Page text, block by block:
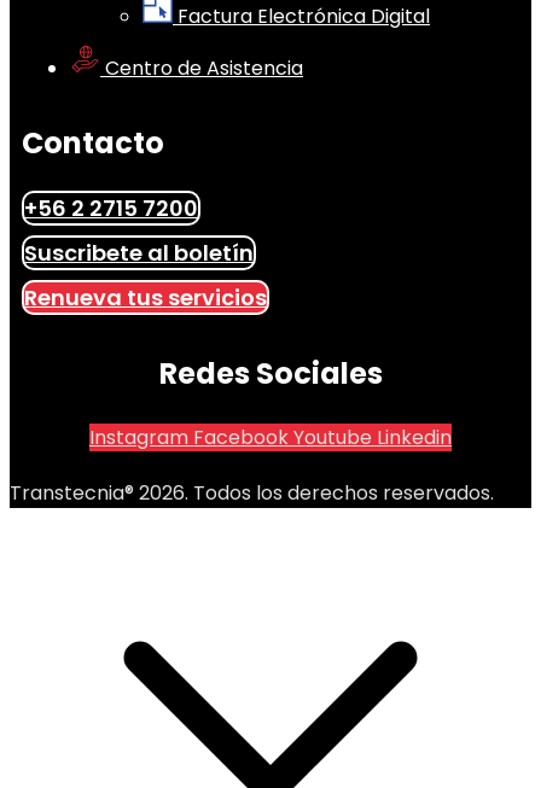
Factura Electrónica Digital
Centro de Asistencia
Contacto
+56 2 2715 7200
Suscribete al boletín
Renueva tus servicios
Redes Sociales
Instagram FacebookYoutube Linkedin
Transtecnia® 2026. Todos los derechos reservados.